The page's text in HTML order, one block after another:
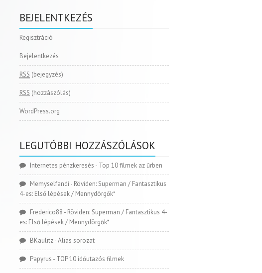
BEJELENTKEZÉS
Regisztráció
Bejelentkezés
RSS (bejegyzés)
RSS (hozzászólás)
WordPress.org
LEGUTÓBBI HOZZÁSZÓLÁSOK
Internetes pénzkeresés - Top 10 filmek az űrben
Memyselfandi - Röviden: Superman / Fantasztikus
4-es: Első lépések / Mennydörgők*
Frederico88 - Röviden: Superman / Fantasztikus 4-
es: Első lépések / Mennydörgők*
BKaulitz-Alias sorozat
Papyrus - TOP 10 időutazós filmek